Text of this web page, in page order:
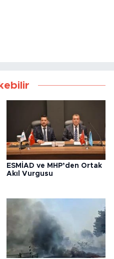
ESMİAD ve MHP’den Ortak
Akıl Vurgusu